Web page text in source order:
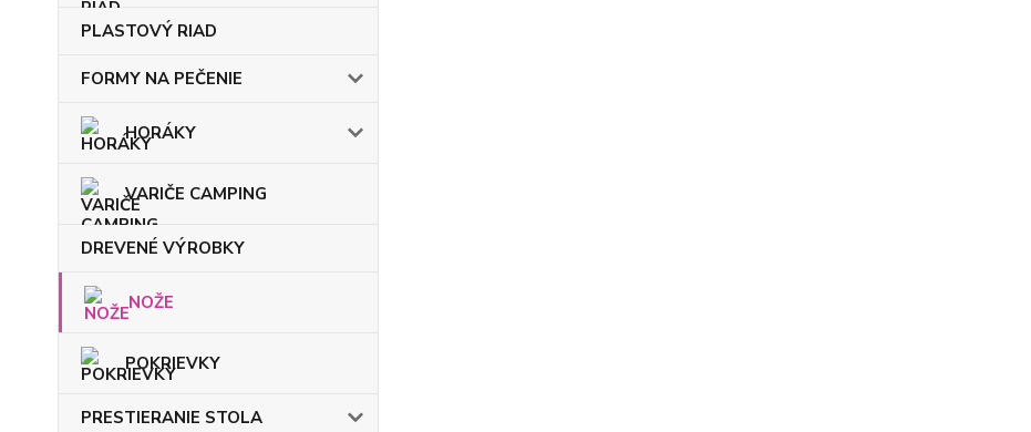
PLASTOVÝ RIAD
FORMY NA PEČENIE
HORÁKY
VARIČE CAMPING
DREVENÉ VÝROBKY
NOŽE
POKRIEVKY
PRESTIERANIE STOLA